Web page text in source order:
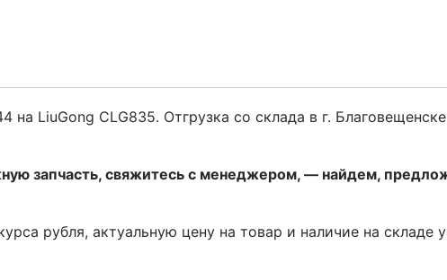
на LiuGong CLG835. Отгрузка со склада в г.
запчасть, свяжитесь с менеджером, — найдем,
рубля, актуальную цену на товар и наличие на складе